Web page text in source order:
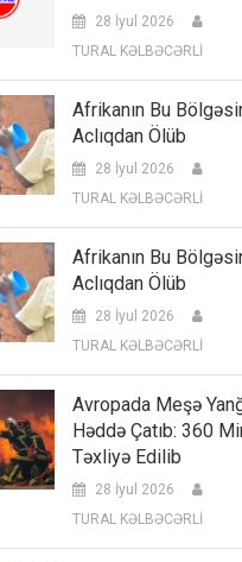
28 İyul 2026
TURAL KƏLBƏCƏRLİ
Afrikanın Bu
Aclıqdan Ölüb
28 İyul 2026
TURAL KƏLBƏCƏRLİ
Afrikanın Bu
Aclıqdan Ölüb
28 İyul 2026
TURAL KƏLBƏCƏRLİ
Avropada Meşə
Həddə Çatıb: 360
Təxliyə Edilib
28 İyul 2026
TURAL KƏLBƏCƏRLİ